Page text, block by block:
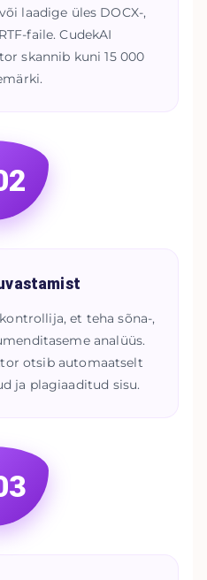
laadige üles DOCX-,
faile. CudekAI
skannib kuni 15 000
et teha sõna-,
analüüs.
otsib automaatselt
ja plagiaaditud sisu.